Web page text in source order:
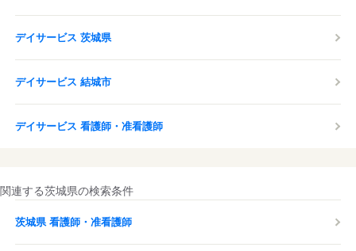
デイサービス 茨城県
デイサービス 結城市
デイサービス 看護師・准看護師
関連する茨城県の検索条件
茨城県 看護師・准看護師